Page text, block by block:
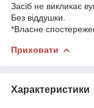
Засіб не викликає
Без віддушки.
*Власне
Приховати
Характеристики